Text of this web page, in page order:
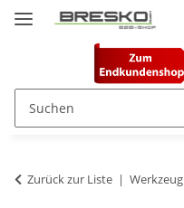
Zurück zur Liste Werkzeug